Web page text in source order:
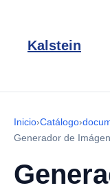
Kalstein
Inicio›Catálogo›
Generador de